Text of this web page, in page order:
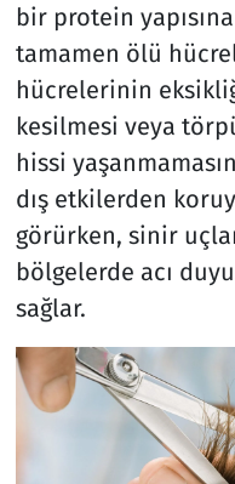
bir protein
tamamen ölü
hücrelerinin
kesilmesi veya
hissi
dış etkilerden
görürken, sinir
bölgelerde acı
sağlar.
Televizyon